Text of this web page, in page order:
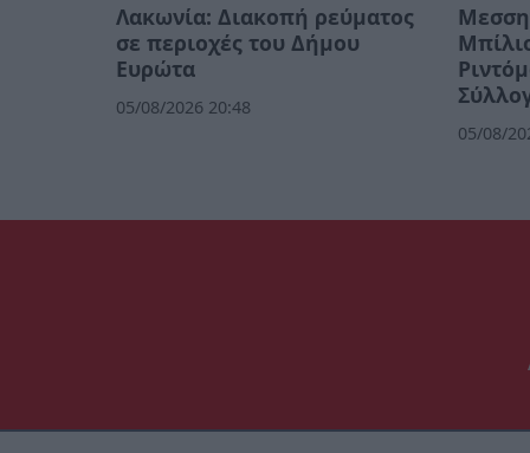
Λακωνία: Διακοπή ρεύματος
σε περιοχές του Δήμου
Ευρώτα
05/08/2026 20:48
05/08/